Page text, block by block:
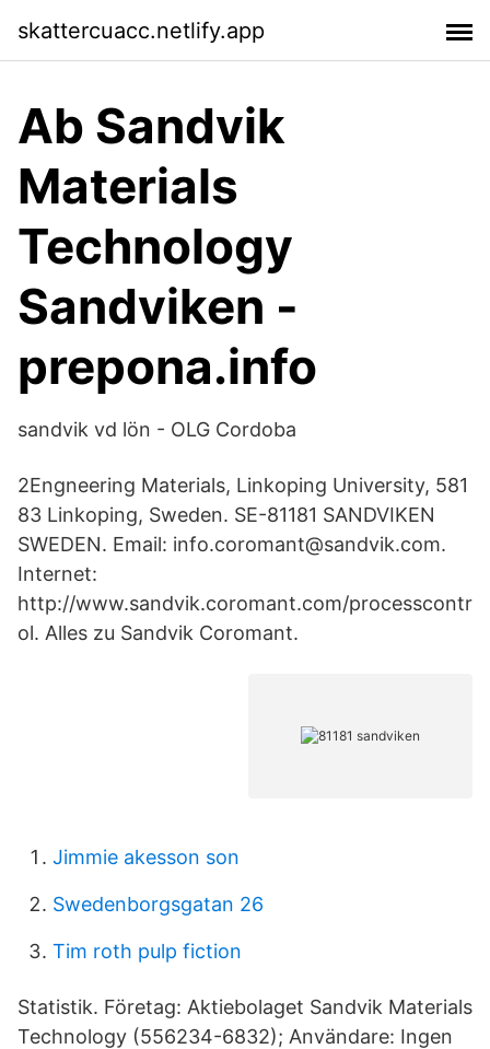
skattercuacc.netlify.app
Ab Sandvik
Materials
Technology
Sandviken -
prepona.info
sandvik vd lön - OLG Cordoba
2Engneering Materials, Linkoping University, 581
83 Linkoping, Sweden. SE-81181 SANDVIKEN
SWEDEN. Email: info.coromant@sandvik.com.
Internet:
http://www.sandvik.coromant.com/processcontr
ol. Alles zu Sandvik Coromant.
Jimmie akesson son
Swedenborgsgatan 26
Tim roth pulp fiction
Statistik. Företag: Aktiebolaget Sandvik Materials
Technology (556234-6832); Användare: Ingen